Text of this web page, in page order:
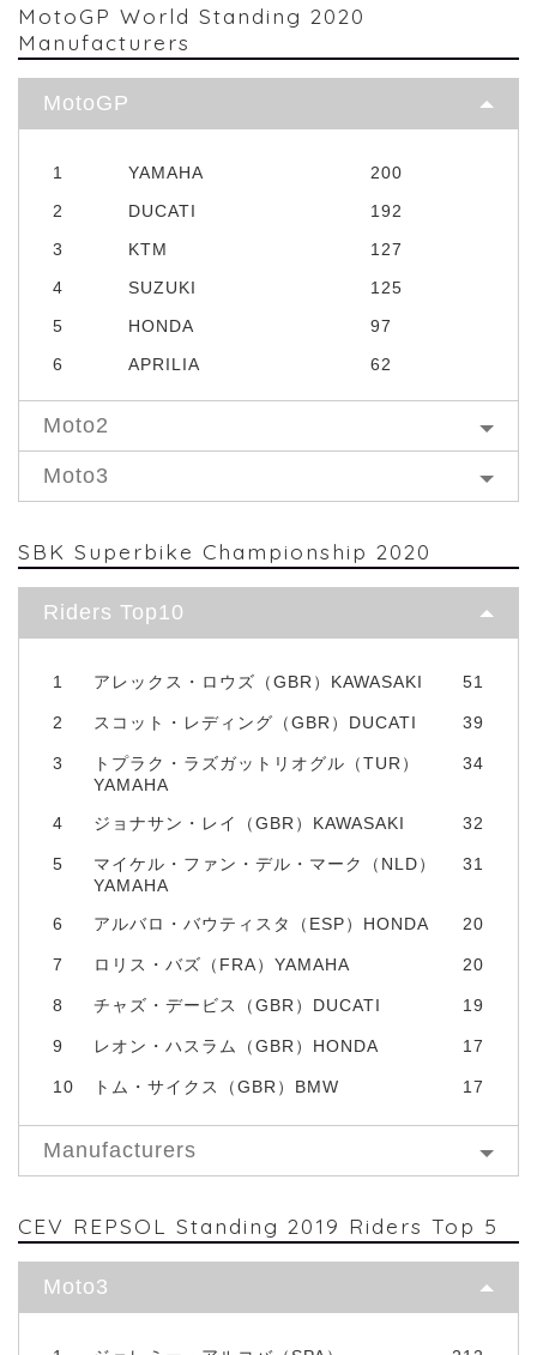
MotoGP World Standing 2020
Manufacturers
MotoGP
1 YAMAHA
200
2
DUCATI
192
3
KTM
127
4
SUZUKI
125
5
HONDA
97
6
APRILIA 62
Moto2
Moto3
SBK Superbike Championship 2020
Riders Top10
1 アレックス・ロウズ（GBR）KAWASAKI 51
2 スコット・レディング（GBR）DUCATI 39
3
トプラク・ラズガットリオグル（TUR）
YAMAHA
34
4 ジョナサン・レイ（GBR）KAWASAKI 32
5
マイケル・ファン・デル・マーク（NLD）
YAMAHA
31
6 アルバロ・バウティスタ（ESP）HONDA 20
7 ロリス・バズ（FRA）YAMAHA 20
8 チャズ・デービス（GBR）DUCATI 19
9 レオン・ハスラム（GBR）HONDA 17
10 トム・サイクス（GBR）BMW 17
Manufacturers
CEV REPSOL Standing 2019 Riders Top 5
Moto3